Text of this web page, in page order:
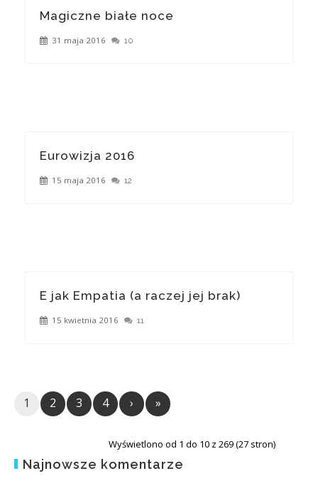
Magiczne białe noce
31 maja 2016 10
Eurowizja 2016
15 maja 2016 12
E jak Empatia (a raczej jej brak)
15 kwietnia 2016 11
1 2 3 4 › »
Wyświetlono od 1 do 10 z 269 (27 stron)
Najnowsze komentarze